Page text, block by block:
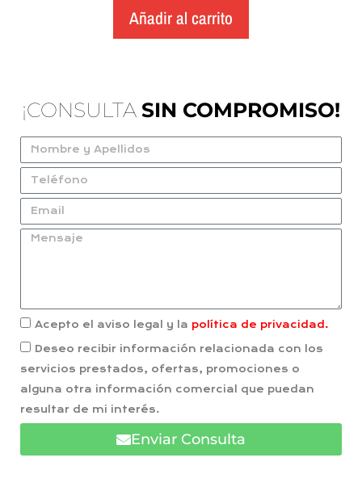
Añadir al carrito
¡CONSULTA SIN COMPROMISO!
Acepto el aviso legal y la política de privacidad.
Deseo recibir información relacionada con los
servicios prestados, ofertas, promociones o
alguna otra información comercial que puedan
resultar de mi interés.
Enviar Consulta